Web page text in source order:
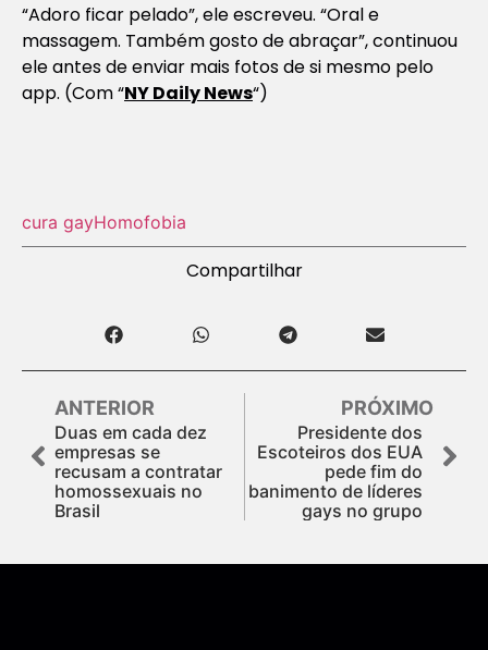
“Adoro ficar pelado”, ele escreveu. “Oral e
massagem. Também gosto de abraçar”, continuou
ele antes de enviar mais fotos de si mesmo pelo
app. (Com “NY Daily News“)
cura gayHomofobia
Compartilhar
ANTERIOR
Duas em cada dez
empresas se
recusam a contratar
homossexuais no
Brasil
PRÓXIMO
Presidente dos
Escoteiros dos EUA
pede fim do
banimento de líderes
gays no grupo